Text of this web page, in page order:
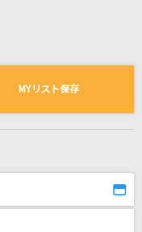
曲の一覧
MYリスト保存